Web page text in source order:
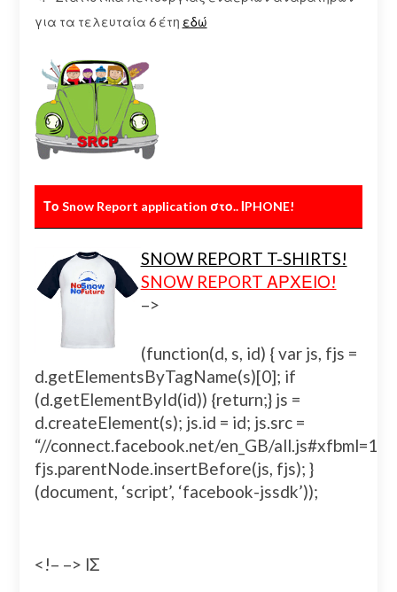
για τα τελευταία 6 έτη εδώ
Το Snow Report application στο.. ΙPHONE!
SNOW REPORT T-SHIRTS!
SNOW REPORT ΑΡΧΕΙΟ!
–>
(function(d, s, id) { var js, fjs =
d.getElementsByTagName(s)[0]; if
(d.getElementById(id)) {return;} js =
d.createElement(s); js.id = id; js.src =
“//connect.facebook.net/en_GB/
fjs.parentNode.insertBefore(js, fjs); }
(document, ‘script’, ‘facebook-jssdk’));
<!– –> ΙΣ